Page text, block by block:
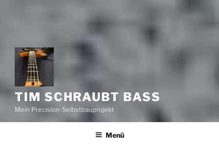
TIM SCHRAUBT BASS
Mein Precision-Selbstbauprojekt
Menü